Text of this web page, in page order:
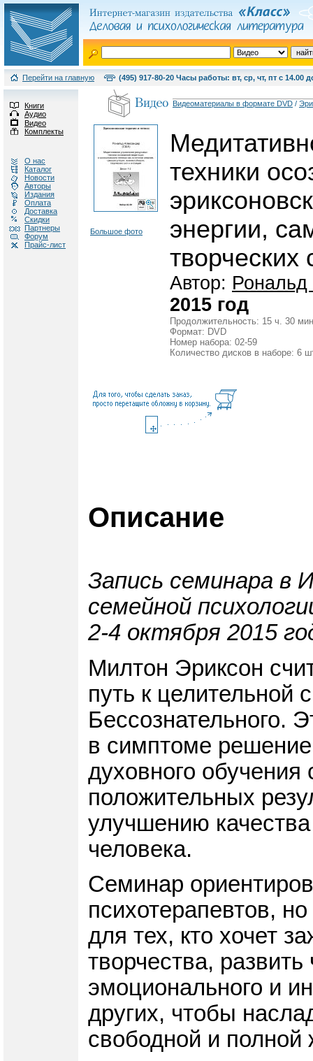
Перейти на главную (495) 917-80-20 Часы работы: вт, ср, чт, пт с 14.00
Книги
Аудио
Видео
Комплекты
О нас
Каталог
Новости
Авторы
Издания
Оплата
Доставка
Скидки
Партнеры
Форум
Прайс-лист
Видеоматериалы в формате DVD /
Большое фото
техники
энергии,
творческих
Автор: Рональд
2015 год
Продолжительность: 15 ч. 30
Формат: DVD
Номер набора: 02-59
Количество дисков в наборе: 6
Описание
Запись семинара в
семейной
2-4 октября 2015
Милтон Эриксон
путь к целительной
Бессознательного.
в симптоме решение
духовного
положительных
улучшению
человека.
Семинар
психотерапевтов,
для тех, кто хочет
творчества,
эмоционального и
других, чтобы
свободной и полной